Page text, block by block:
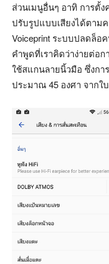
ส่วนเมนูอื่นๆ อาทิ การตั้ง
ปรับรูปแบบเสียงได้ตาม
Voiceprint ระบบปลดล็อ
คำพูดที่เราคิดว่าง่ายต่อ
ใช้สแกนลายนิ้วมือ ซึ่งกา
ประมาณ 45 องศา จากใ